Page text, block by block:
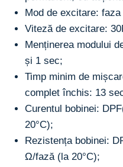
Mod de excitare:
Viteză de excitare:
Menținerea modului
și 1 sec;
Timp minim de
complet închis: 13
Curentul bobinei:
20°C);
Rezistența bobinei:
Ω/fază (la 20°C);